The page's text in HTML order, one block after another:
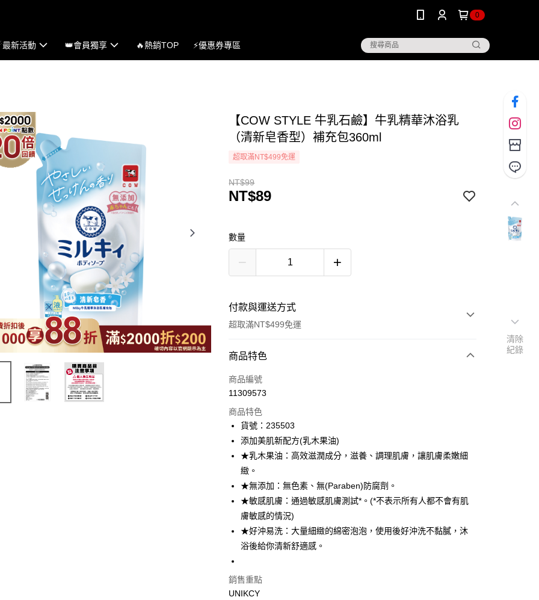
0
新活動 👑會員獨享 🔥熱銷TOP ⚡優惠券專區
【COW STYLE 牛乳石鹼】牛乳精華沐浴乳
（清新皂香型）補充包360ml
超取滿NT$499免運
NT$99
NT$89
數量
付款與運送方式
超取滿NT$499免運
付款方式
icash Pay
超商取貨付款
LINE Pay
Apple Pay
街口支付
悠遊付
Google Pay
7-11取貨付款［需3-5個工作天不含預購商品］
商品特色
商品編號
11309573
商品特色
貨號：235503
添加美肌新配方(乳木果油)
★乳木果油：高效滋潤成分，滋養、調理肌膚，讓肌膚柔嫩細
緻。
★無添加：無色素、無(Paraben)防腐劑。
★敏感肌膚：通過敏感肌膚測試*。(*不表示所有人都不會有肌
膚敏感的情況)
★好沖易洗：大量細緻的綿密泡泡，使用後好沖洗不黏膩，沐
浴後給你清新舒適感。
銷售重點
UNIKCY
清除
紀錄